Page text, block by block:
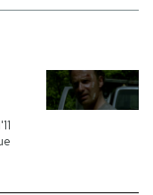
calcio 2026